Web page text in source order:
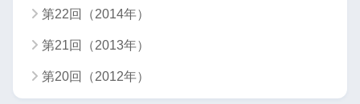
第22回（2014年）
第21回（2013年）
第20回（2012年）